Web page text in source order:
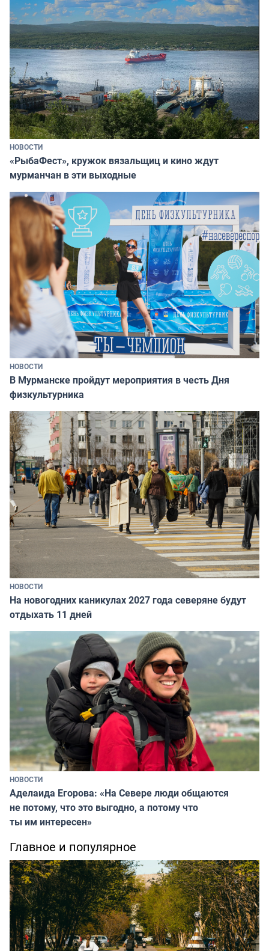
НОВОСТИ
«РыбаФест», кружок вязальщиц и кино ждут
мурманчан в эти выходные
НОВОСТИ
В Мурманске пройдут мероприятия в честь Дня
физкультурника
НОВОСТИ
На новогодних каникулах 2027 года северяне будут
отдыхать 11 дней
НОВОСТИ
Аделаида Егорова: «На Севере люди общаются
не потому, что это выгодно, а потому что
ты им интересен»
Главное и популярное